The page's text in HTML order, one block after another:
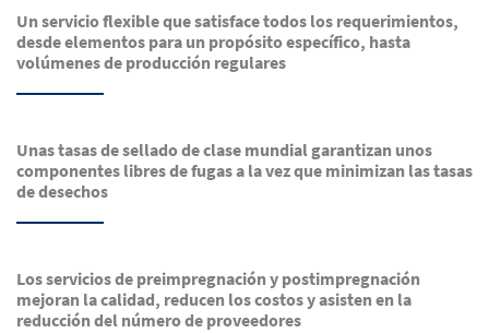
Un servicio flexible que satisface todos los requerimientos,
desde elementos para un propósito específico, hasta
volúmenes de producción regulares
Unas tasas de sellado de clase mundial garantizan unos
componentes libres de fugas a la vez que minimizan las tasas
de desechos
Los servicios de preimpregnación y postimpregnación
mejoran la calidad, reducen los costos y asisten en la
reducción del número de proveedores